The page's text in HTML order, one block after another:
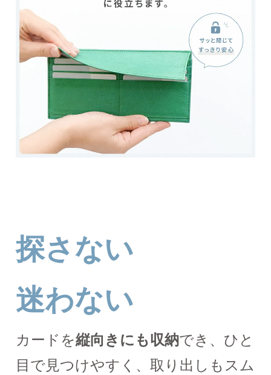
探さない
迷わない
カードを縦向きにも収納でき、ひと
目で見つけやすく、取り出しもスム